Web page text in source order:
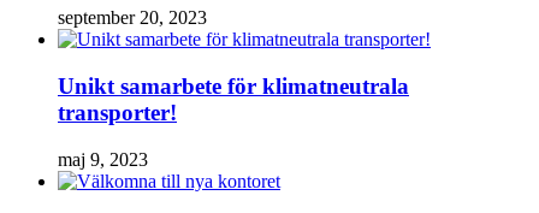
september 20, 2023
Unikt samarbete för klimatneutrala
transporter!
maj 9, 2023